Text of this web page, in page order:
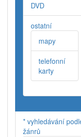
DVD
ostatní
mapy
telefonní
karty
* vyhledávání
žánrů